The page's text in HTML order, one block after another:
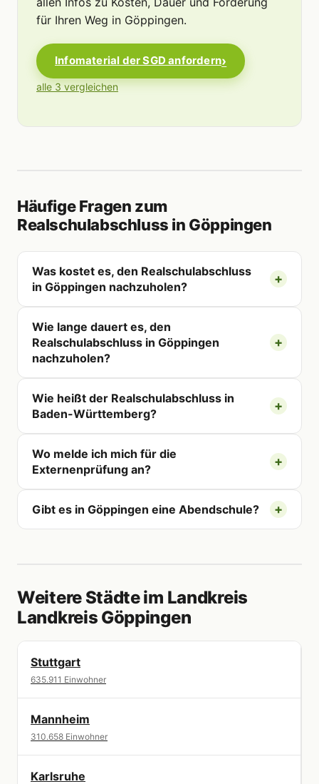
für Ihren Weg in Göppingen.
Infomaterial der SGD anfordern
alle 3 vergleichen
Häufige Fragen zum
Realschulabschluss in Göppingen
Was kostet es, den Realschulabschluss
in Göppingen nachzuholen?
Wie lange dauert es, den
Realschulabschluss in Göppingen
nachzuholen?
Wie heißt der Realschulabschluss in
Baden-Württemberg?
Wo melde ich mich für die
Externenprüfung an?
Gibt es in Göppingen eine Abendschule?
Weitere Städte im Landkreis
Landkreis Göppingen
Stuttgart
635.911 Einwohner
Mannheim
310.658 Einwohner
Karlsruhe